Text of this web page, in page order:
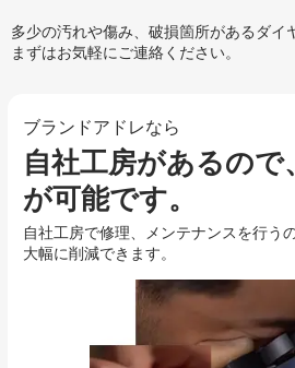
多少の汚れや傷み、破損箇所があるダイ
まずはお気軽にご連絡ください。
ブランドアドレなら
自社工房があるので
が可能です。
自社工房で修理、メンテナンスを行う
大幅に削減できます。